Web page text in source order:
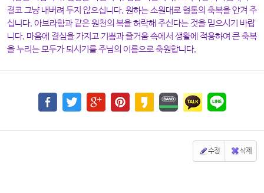
결코 그냥 내버려 두지 않으십니다. 원하는 소원대로 형통의 축복을 안겨 주
십니다. 아브라함과 같은 원천의 복을 허락해 주신다는 것을 믿으시기 바랍
니다. 마음에 결심을 가지고 기쁨과 즐거움 속에서 생활에 적용하여 큰 축복
을 누리는 모두가 되시기를 주님의 이름으로 축원합니다.
수정 삭제